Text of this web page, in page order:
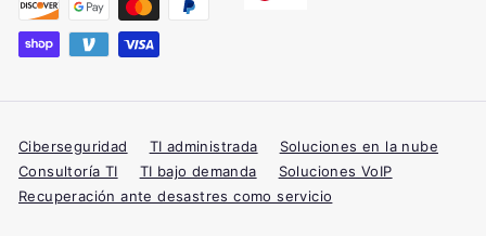
Ciberseguridad TI administrada
Soluciones en la nube
Consultoría TI
TI bajo demanda
Soluciones VoIP
Recuperación ante desastres como servicio